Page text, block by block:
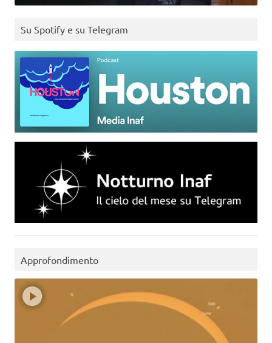
Su Spotify e su Telegram
Approfondimento